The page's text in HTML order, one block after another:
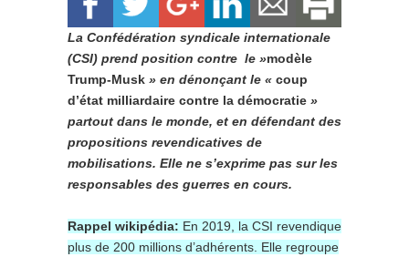
La Confédération syndicale internationale
(CSI) prend position contre le »modèle
Trump-Musk » en dénonçant le « coup
d’état milliardaire contre la démocratie »
partout dans le monde, et en défendant des
propositions revendicatives de
mobilisations. Elle ne s’exprime pas sur les
responsables des guerres en cours.
Rappel wikipédia: En 2019, la CSI revendique
plus de 200 millions d’adhérents. Elle regroupe